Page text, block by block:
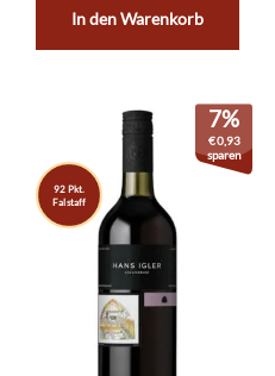
In den Warenkorb
92 Pkt.
Falstaff
7%
€0,93
sparen